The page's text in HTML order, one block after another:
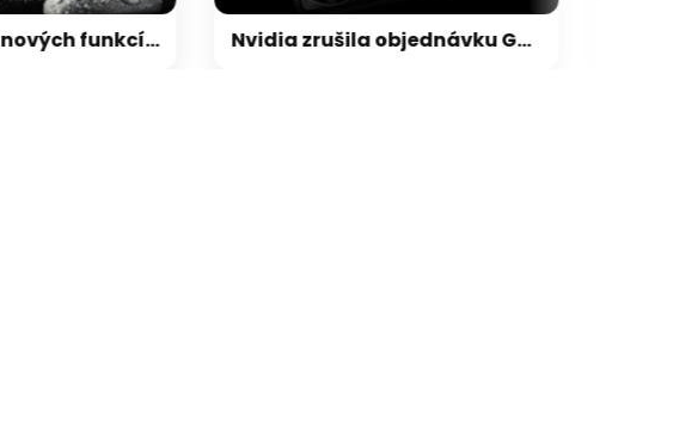
Zen 6 přinese 5 nových funkcí pro vyšší stabilitu výkonu, nejen herního Nvidia zrušila objednávku GeForce RTX 5090 za $4600, Asus ji prý dodá za $5200